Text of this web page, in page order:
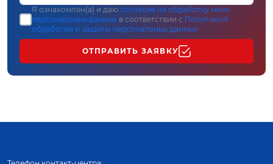
Я ознакомлен(а) и даю согласие на обработку моих
персональных данных в соответствии с Политикой
обработки и защиты персональных данных
ОТПРАВИТЬ ЗАЯВКУ